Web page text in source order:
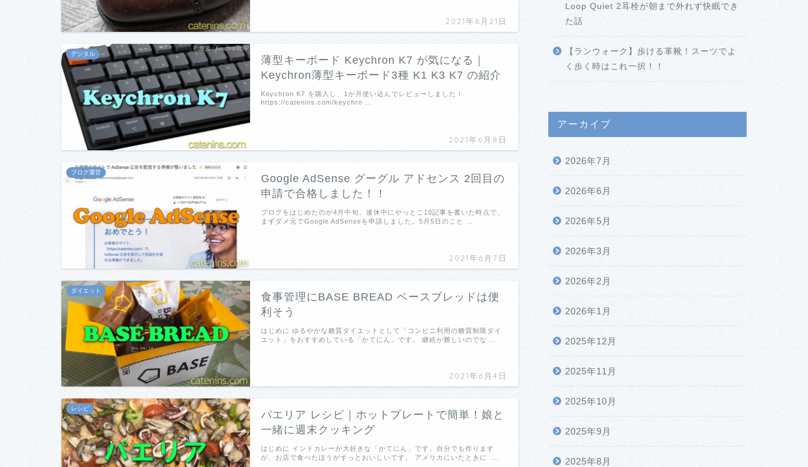
2021年6月21日
デジタル
薄型キーボード Keychron K7 が気になる｜
Keychron薄型キーボード3種 K1 K3 K7 の紹介
2021年6月8日
Keychron K7 を購入し、1か月使い込んでレビューしました！
https://catenins.com/keychro …
ブログ運営
Google AdSense グーグル アドセンス 2回目の
申請で合格しました！！
2021年6月7日
ブログをはじめたのが4月中旬。連休中にやっとこ10記事を書いた時点で、
まずダメ元でGoogle AdSenseを申請しました。5月5日のこと …
ダイエット
食事管理にBASE BREAD ベースブレッドは便
利そう
2021年6月4日
はじめに ゆるやかな糖質ダイエットとして「コンビニ利用の糖質制限ダイ
エット」をおすすめしている「かてにん」です。 継続が難しいのでな …
レシピ
パエリア レシピ｜ホットプレートで簡単！娘と
一緒に週末クッキング
はじめに インドカレーが大好きな「かてにん」です。自分でも作ります
が、お店で食べたほうがずっとおいしいです。 アメリカにいたときに …
Loop Quiet 2耳栓が朝まで外れず快眠でき
た話
【ランウォーク】歩ける革靴！スーツでよ
く歩く時はこれ一択！！
アーカイブ
2026年7月
2026年6月
2026年5月
2026年3月
2026年2月
2026年1月
2025年12月
2025年11月
2025年10月
2025年9月
2025年8月